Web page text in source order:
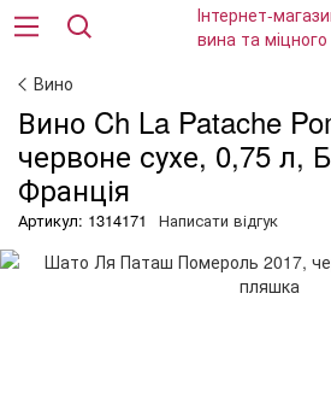
Вино
Вино Ch La Patache
червоне сухе, 0,75 л,
Франція
Артикул: 1314171 Написати відгук